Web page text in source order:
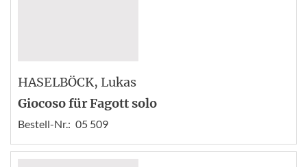
HASELBÖCK, Lukas
Giocoso für Fagott solo
Bestell-Nr.: 05 509